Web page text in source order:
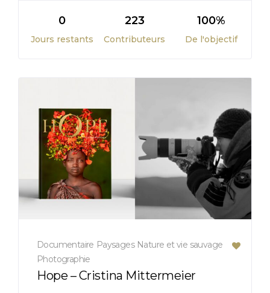
0
Jours restants
223
Contributeurs
100%
De l'objectif
Documentaire Paysages Nature et vie sauvage
Photographie
Hope – Cristina Mittermeier